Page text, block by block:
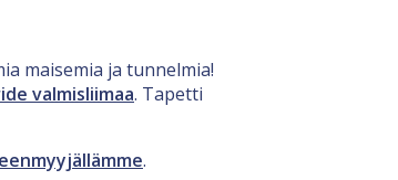
maisemia ja tunnelmia!
valmisliimaa. Tapetti
.